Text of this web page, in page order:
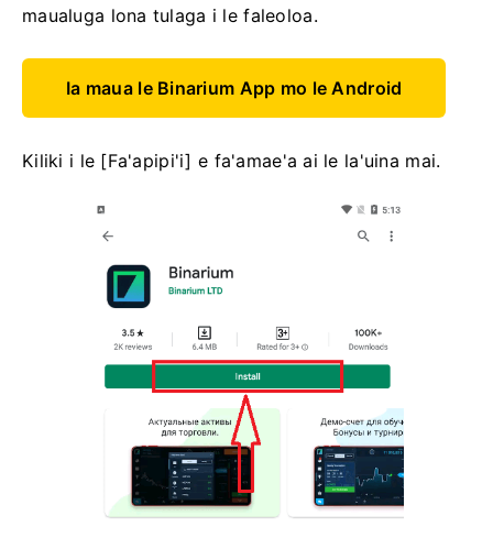
maualuga lona tulaga i le faleoloa.
Ia maua le Binarium App mo le Android
Kiliki i le [Fa'apipi'i] e fa'amae'a ai le la'uina mai.